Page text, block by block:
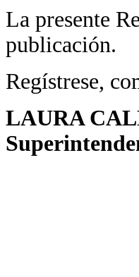
La presente
publicación.
Regístrese,
LAURA